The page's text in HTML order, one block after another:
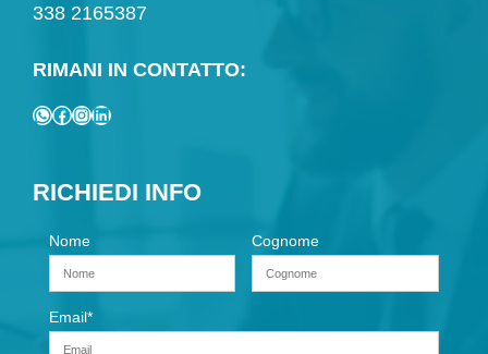
338 2165387
RIMANI IN CONTATTO:
WhatsApp Facebook InstagramLinkedIn
RICHIEDI INFO
Nome Cognome
Email*